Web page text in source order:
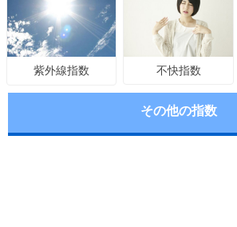
紫外線指数 不快指数
その他の指数